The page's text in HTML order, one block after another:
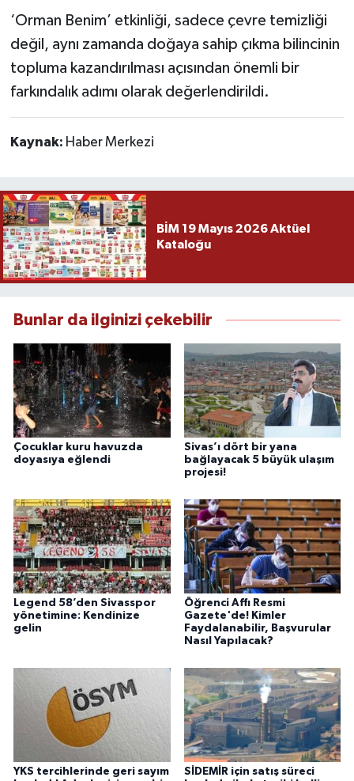
‘Orman Benim’ etkinliği, sadece çevre temizliği
değil, aynı zamanda doğaya sahip çıkma bilincinin
topluma kazandırılması açısından önemli bir
farkındalık adımı olarak değerlendirildi.
Kaynak: Haber Merkezi
BİM 19 Mayıs 2026 Aktüel
Kataloğu
Bunlar da ilginizi çekebilir
Çocuklar kuru havuzda
doyasıya eğlendi
Sivas’ı dört bir yana
bağlayacak 5 büyük ulaşım
projesi!
Legend 58’den Sivasspor
yönetimine: Kendinize
gelin
Öğrenci Affı Resmi
Gazete'de! Kimler
Faydalanabilir, Başvurular
Nasıl Yapılacak?
YKS tercihlerinde geri sayım
SİDEMİR için satış süreci